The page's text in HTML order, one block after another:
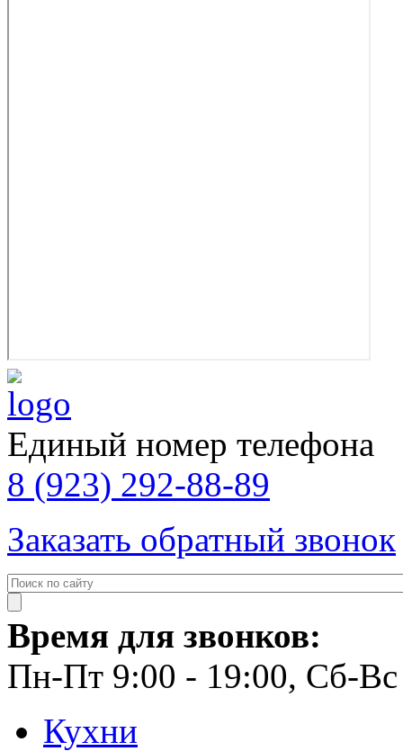
Единый номер телефона
8 (923) 292-88-89
Заказать обратный звонок
Время для звонков:
Пн-Пт 9:00 - 19:00, Сб-Вс
Кухни